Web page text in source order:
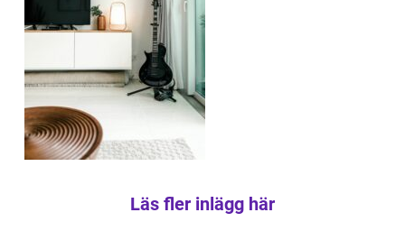
Läs fler inlägg här